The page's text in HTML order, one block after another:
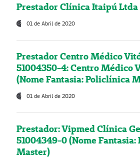
Prestador Clínica Itaipú Ltda
01 de Abril de 2020
Prestador Centro Médico
51004350-4: Centro Médico
(Nome Fantasia: Policlínica
01 de Abril de 2020
Prestador: Vipmed Clínica
51004349-0 (Nome
Master)